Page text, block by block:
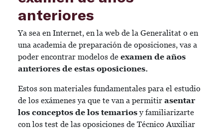
anteriores
Ya sea en Internet, en la web de la Generalitat o en
una academia de preparación de oposiciones, vas a
poder encontrar modelos de examen de años
anteriores de estas oposiciones.
Estos son materiales fundamentales para el estudio
de los exámenes ya que te van a permitir asentar
los conceptos de los temariosy familiarizarte
con los test de las oposiciones de Técnico Auxiliar